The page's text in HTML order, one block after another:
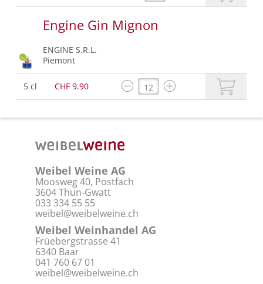
Engine Gin Mignon
ENGINE S.R.L.
Piemont
5 cl CHF 9.90
Weibel Weine AG
Moosweg 40, Postfach
3604 Thun-Gwatt
033 334 55 55
weibel@weibelweine.ch
Weibel Weinhandel AG
Früebergstrasse 41
6340 Baar
041 760 67 01
weibel@weibelweine.ch